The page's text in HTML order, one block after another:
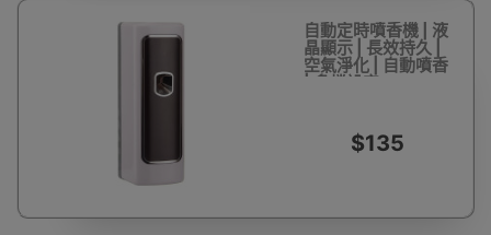
自動定時噴香機 | 液
晶顯示 | 長效持久 |
空氣淨化 | 自動噴香
| 多檔設定
$135